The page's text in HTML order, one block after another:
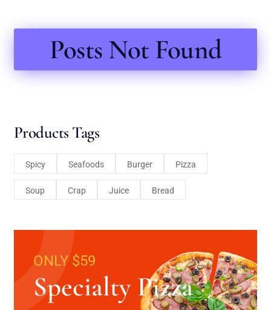
Posts Not Found
Products Tags
Spicy Seafoods Burger Pizza
Soup Crap Juice Bread
ONLY $59
Specialty Pizza